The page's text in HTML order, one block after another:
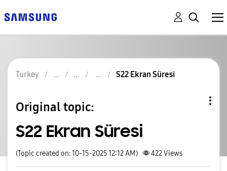
Turkey S22 Ekran Süresi
Original topic:
S22 Ekran Süresi
(Topic created on: 10-15-2025 12:12 AM) 422Views